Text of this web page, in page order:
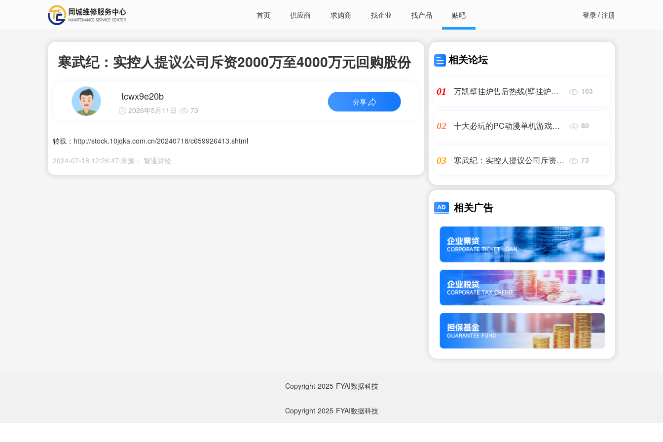
首页 供应商 求购商 找企业 找产品 贴吧 登录/注册
寒武纪：实控人提议公司斥资2000万至4000万元回购股份
tcwx9e20b
2026年5月11日 73
分享
转载：http://stock.10jqka.com.cn/20240718/c659926413.shtml
2024-07-18 12:26:47·来源： 智通财经
相关论坛
01
万凯壁挂炉售后热线(壁挂炉售
103
02
十大必玩的PC动漫单机游戏推
80
03
寒武纪：实控人提议公司斥资
73
相关广告
Copyright 2025 FYAI数据科技
Copyright 2025 FYAI数据科技